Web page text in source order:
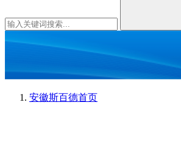
安徽斯百德首页